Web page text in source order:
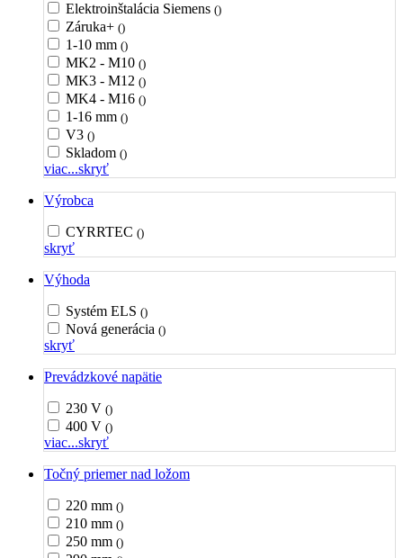
Elektroinštalácia Siemens ()
Záruka+ ()
1-10 mm ()
MK2 - M10 ()
MK3 - M12 ()
MK4 - M16 ()
1-16 mm ()
V3 ()
Skladom ()
viac...skryť
Výrobca
CYRRTEC ()
skryť
Výhoda
Systém ELS ()
Nová generácia ()
skryť
Prevádzkové napätie
230 V ()
400 V ()
viac...skryť
Točný priemer nad ložom
220 mm ()
210 mm ()
250 mm ()